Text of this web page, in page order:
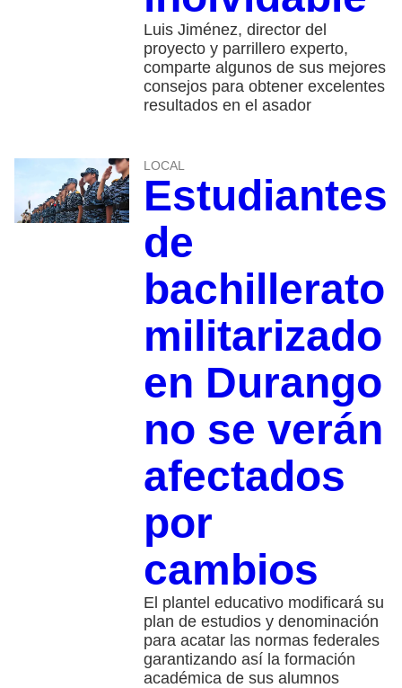
Luis Jiménez, director del
proyecto y parrillero experto,
comparte algunos de sus mejores
consejos para obtener excelentes
resultados en el asador
LOCAL
Estudiantes
de
bachillerato
militarizado
en Durango
no se verán
afectados
por
cambios
El plantel educativo modificará su
plan de estudios y denominación
para acatar las normas federales
garantizando así la formación
académica de sus alumnos